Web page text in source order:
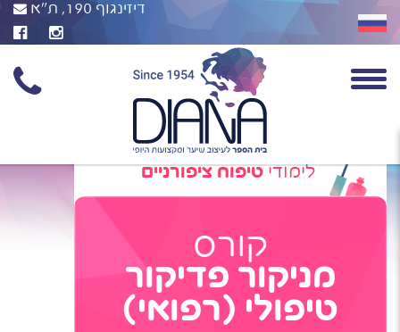
דיזינגוף 190, ת"א
לימודי טיפוח ציפורניים
קורס
מניקור פדיקור
טיפולי (רפואי)